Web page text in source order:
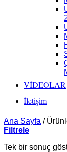
VİDEOLAR
İletişim
Ana Sayfa /
Filtrele
Tek bir sonuç